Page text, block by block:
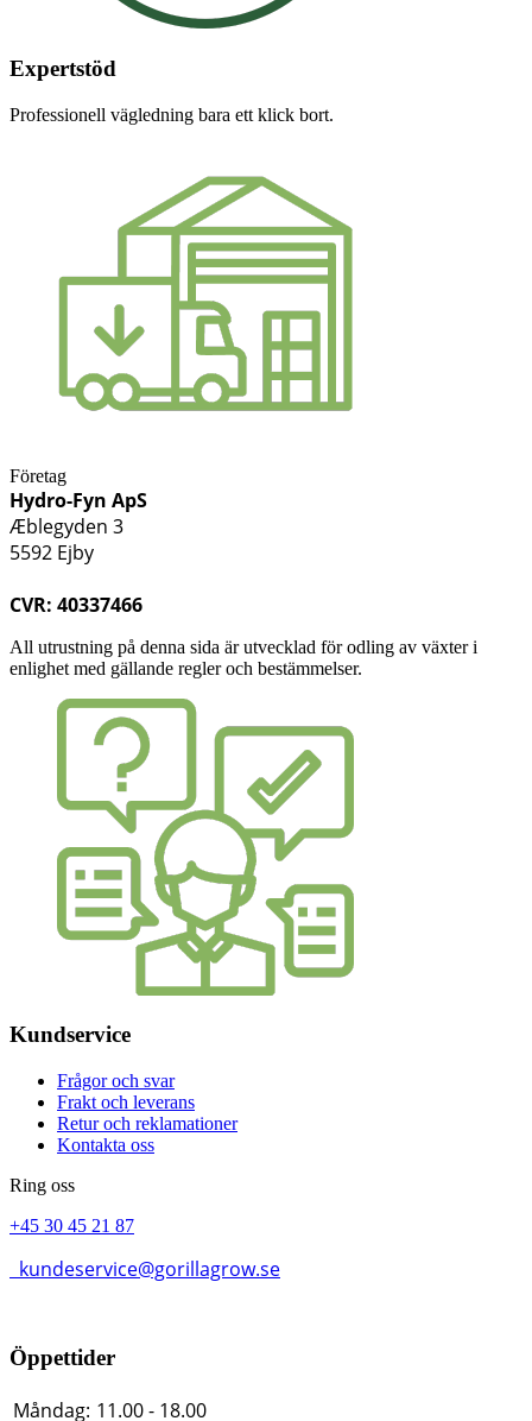
Expertstöd
Professionell vägledning bara ett klick bort.
Företag
Hydro-Fyn ApS
Æblegyden 3
5592 Ejby
CVR: 40337466
All utrustning på denna sida är utvecklad för odling av växter i
enlighet med gällande regler och bestämmelser.
Kundservice
Frågor och svar
Frakt och leverans
Retur och reklamationer
Kontakta oss
Ring oss
+45 30 45 21 87
kundeservice@gorillagrow.se
Öppettider
Måndag: 11.00 - 18.00